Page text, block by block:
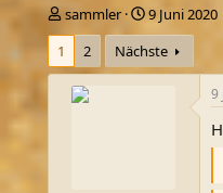
E
r
t
sammler
E
r
s
t
9 Juni 2020
1
2 Nächste
9